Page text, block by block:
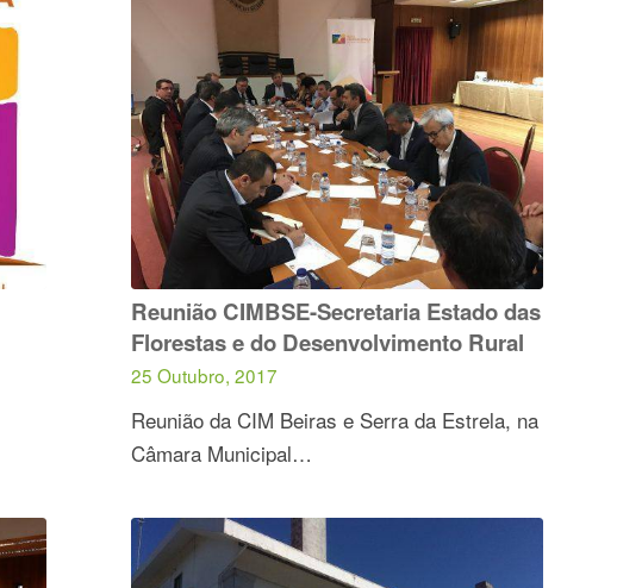
Reunião CIMBSE-Secretaria Estado das
Florestas e do Desenvolvimento Rural
25 Outubro, 2017
Reunião da CIM Beiras e Serra da Estrela, na
Câmara Municipal…